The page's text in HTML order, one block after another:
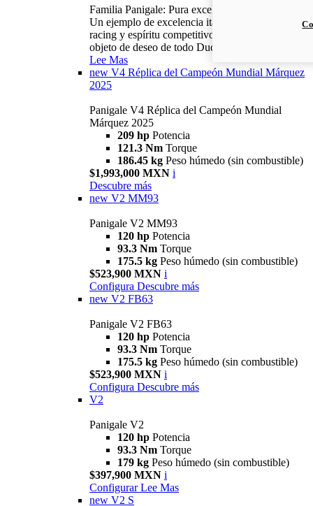
Familia Panigale: Pura excelencia italiana.
Un ejemplo de excelencia italiana, con ADN
racing y espíritu competitivo: la Panigale es el
objeto de deseo de todo Ducatista.
Lee Mas
new V4 Réplica del Campeón Mundial Márquez
2025
Panigale V4 Réplica del Campeón Mundial
Márquez 2025
209 hp Potencia
121.3 Nm Torque
186.45 kg Peso húmedo (sin combustible)
$1,993,000 MXN i
Descubre más
new V2 MM93
Panigale V2 MM93
120 hp Potencia
93.3 Nm Torque
175.5 kg Peso húmedo (sin combustible)
$523,900 MXN i
Configura Descubre más
new V2 FB63
Panigale V2 FB63
120 hp Potencia
93.3 Nm Torque
175.5 kg Peso húmedo (sin combustible)
$523,900 MXN i
Configura Descubre más
V2
Panigale V2
120 hp Potencia
93.3 Nm Torque
179 kg Peso húmedo (sin combustible)
$397,900 MXN i
Configurar Lee Mas
new V2 S